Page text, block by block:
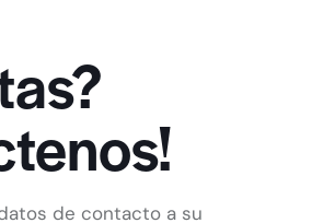
de contacto a su